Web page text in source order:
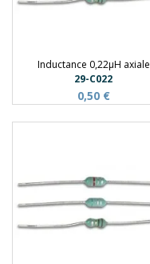
Inductance 0,22µH axiale
29-C022
0,50 €